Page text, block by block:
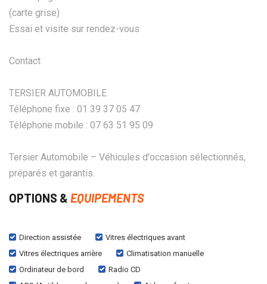
(carte grise)
Essai et visite sur rendez-vous
Contact
TERSIER AUTOMOBILE
Téléphone fixe : 01 39 37 05 47
Téléphone mobile : 07 63 51 95 09
Tersier Automobile – Véhicules d'occasion sélectionnés,
préparés et garantis.
OPTIONS & EQUIPEMENTS
Direction assistée
Vitres électriques avant
Vitres électriques arrière
Climatisation manuelle
Ordinateur de bord
Radio CD